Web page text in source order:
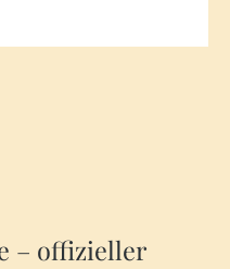
– offizieller